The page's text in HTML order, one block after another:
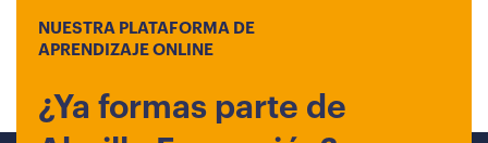
NUESTRA PLATAFORMA DE
APRENDIZAJE ONLINE
¿Ya formas parte de